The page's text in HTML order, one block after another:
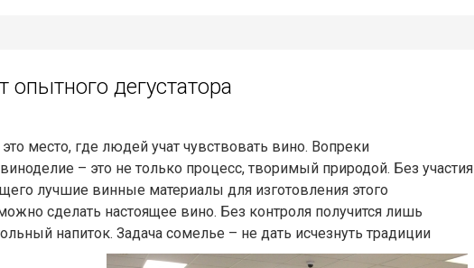
опытного дегустатора
место, где людей учат чувствовать вино. Вопреки
– это не только процесс, творимый природой. Без участия
лучшие винные материалы для изготовления этого
сделать настоящее вино. Без контроля получится лишь
напиток. Задача сомелье – не дать исчезнуть традиции